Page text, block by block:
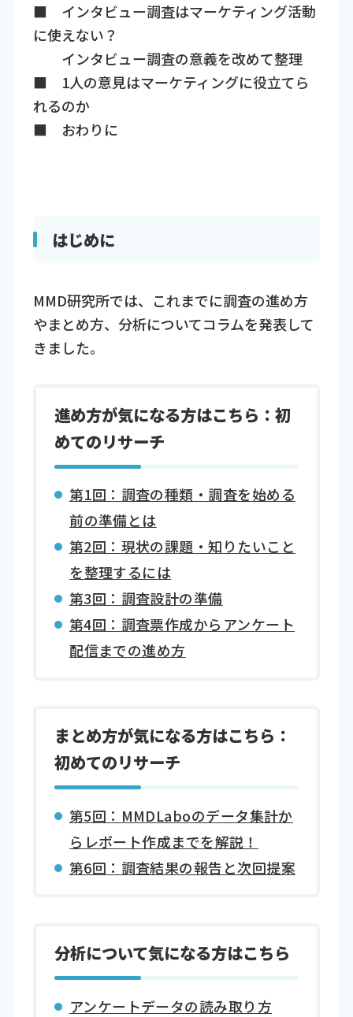
■ インタビュー調査はマーケティング活動
に使えない？
インタビュー調査の意義を改めて整理
■ 1人の意見はマーケティングに役立てら
れるのか
■ おわりに
はじめに
MMD研究所では、これまでに調査の進め方
やまとめ方、分析についてコラムを発表して
きました。
進め方が気になる方はこちら：初
めてのリサーチ
第1回：調査の種類・調査を始める
前の準備とは
第2回：現状の課題・知りたいこと
を整理するには
第3回：調査設計の準備
第4回：調査票作成からアンケート
配信までの進め方
まとめ方が気になる方はこちら：
初めてのリサーチ
第5回：MMDLaboのデータ集計か
らレポート作成までを解説！
第6回：調査結果の報告と次回提案
分析について気になる方はこちら
アンケートデータの読み取り方